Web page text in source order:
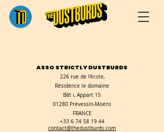
ASSO STRICTLY DUSTBURDS
226 rue de l'école,
Résidence le domaine
Bât i, Appart 15
01280 Prévessin-Moëns
FRANCE
+33 6 74 58 19 44
contact@thedustburds.com